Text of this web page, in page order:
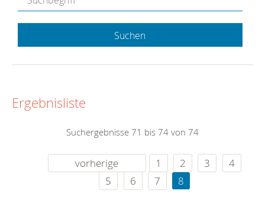
Suchen
Ergebnisliste
Suchergebnisse 71 bis 74 von 74
vorherige 1 2 3
4
5
6 7 8